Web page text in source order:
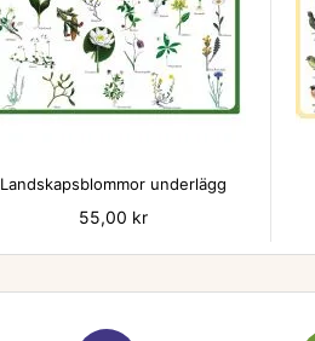
Landskapsblommor underlägg
Pris
55,00 kr